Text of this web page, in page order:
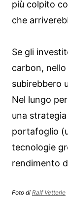
più colpito
che
Se gli
carbon,
subirebbero
Nel lungo
una
portafoglio
tecnologie
rendimento
Foto di Ralf Vetterle